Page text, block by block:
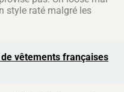
style raté malgré les
vêtements françaises